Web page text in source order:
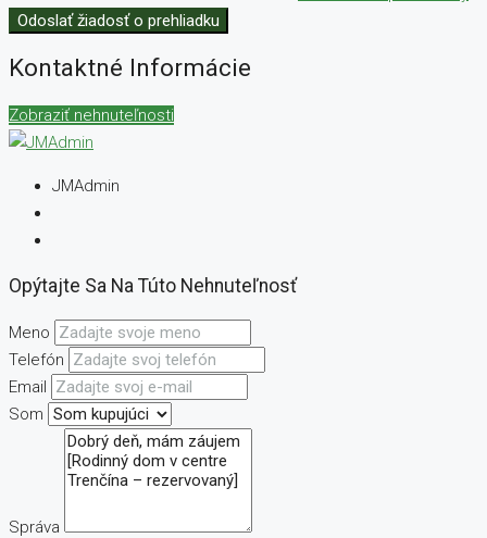
Odoslať žiadosť o prehliadku
Kontaktné Informácie
Zobraziť nehnuteľnosti
JMAdmin
Opýtajte Sa Na Túto Nehnuteľnosť
Meno
Telefón
Email
Som
Správa